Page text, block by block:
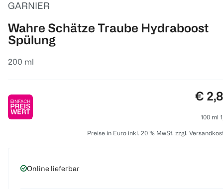
GARNIER
Wahre Schätze Traube Hydraboost
Spülung
200 ml
€
100 ml
Preise in Euro inkl. 20 % MwSt. zzgl.
Online lieferbar